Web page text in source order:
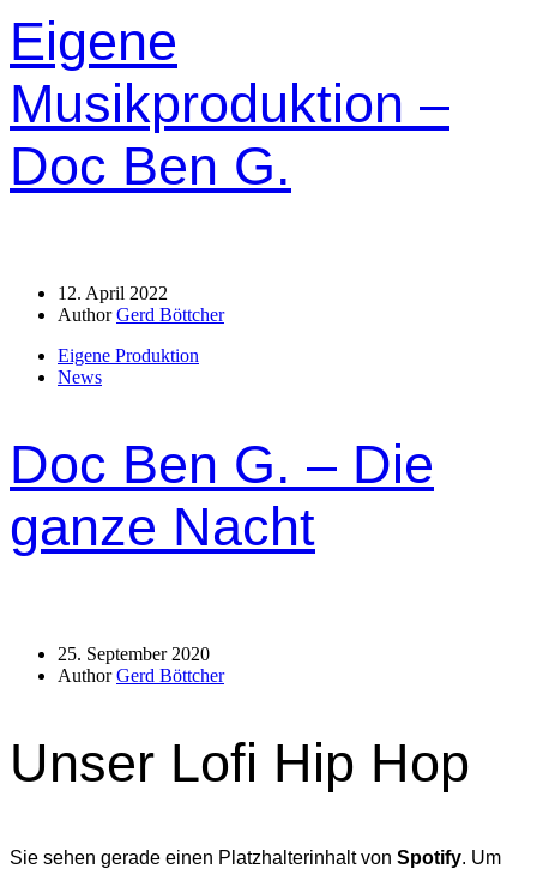
Eigene
Musikproduktion –
Doc Ben G.
12. April 2022
AuthorGerd Böttcher
Eigene Produktion
News
Doc Ben G. – Die
ganze Nacht
25. September 2020
AuthorGerd Böttcher
Unser Lofi Hip Hop
Sie sehen gerade einen Platzhalterinhalt von Spotify. Um